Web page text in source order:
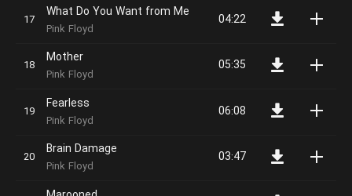
What Do You Want from Me
Pink Floyd
04:22
Mother
Pink Floyd
05:35
Fearless
Pink Floyd
06:08
Brain Damage
Pink Floyd
03:47